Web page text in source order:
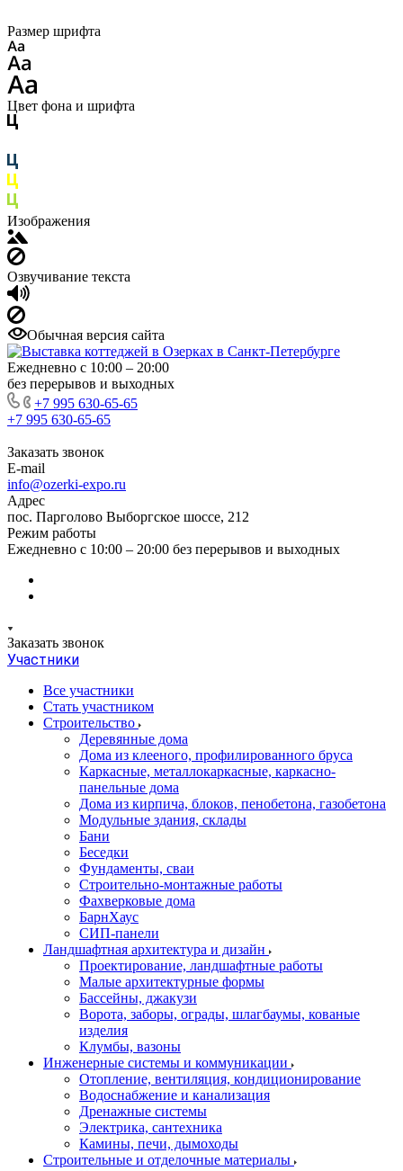
Размер шрифта
Цвет фона и шрифта
Изображения
Озвучивание текста
Обычная версия сайта
Ежедневно с 10:00 – 20:00
без перерывов и выходных
+7 995 630-65-65
+7 995 630-65-65
Заказать звонок
E-mail
info@ozerki-expo.ru
Адрес
пос. Парголово Выборгское шоссе, 212
Режим работы
Ежедневно с 10:00 – 20:00 без перерывов и выходных
Заказать звонок
Участники
Все участники
Стать участником
Строительство
Деревянные дома
Дома из клееного, профилированного бруса
Каркасные, металлокаркасные, каркасно-
панельные дома
Дома из кирпича, блоков, пенобетона, газобетона
Модульные здания, склады
Бани
Беседки
Фундаменты, сваи
Строительно-монтажные работы
Фахверковые дома
БарнХаус
СИП-панели
Ландшафтная архитектура и дизайн
Проектирование, ландшафтные работы
Малые архитектурные формы
Бассейны, джакузи
Ворота, заборы, ограды, шлагбаумы, кованые
изделия
Клумбы, вазоны
Инженерные системы и коммуникации
Отопление, вентиляция, кондиционирование
Водоснабжение и канализация
Дренажные системы
Электрика, сантехника
Камины, печи, дымоходы
Строительные и отделочные материалы